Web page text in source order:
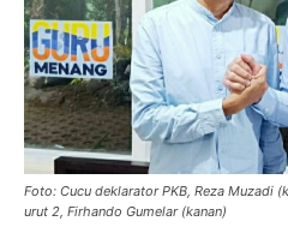
Foto: Cucu deklarator PKB, Reza Muzadi
urut 2, Firhando Gumelar (kanan)